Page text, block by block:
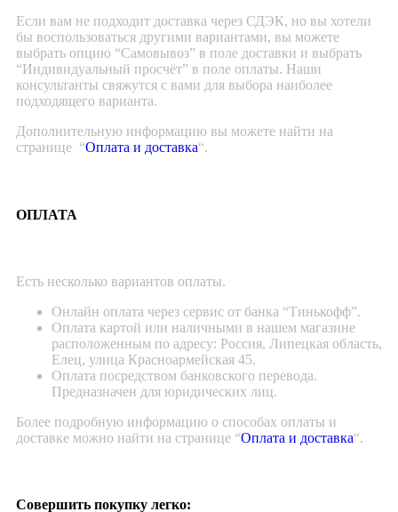
Если вам не подходит доставка через СДЭК, но вы хотели
бы воспользоваться другими вариантами, вы можете
выбрать опцию “Самовывоз” в поле доставки и выбрать
“Индивидуальный просчёт” в поле оплаты. Наши
консультанты свяжутся с вами для выбора наиболее
подходящего варианта.
Дополнительную информацию вы можете найти на
странице “Оплата и доставка“.
ОПЛАТА
Есть несколько вариантов оплаты.
Онлайн оплата через сервис от банка “Тинькофф”.
Оплата картой или наличными в нашем магазине
расположенным по адресу: Россия, Липецкая область,
Елец, улица Красноармейская 45.
Оплата посредством банковского перевода.
Предназначен для юридических лиц.
Более подробную информацию о способах оплаты и
доставке можно найти на странице “Оплата и доставка“.
Совершить покупку легко: